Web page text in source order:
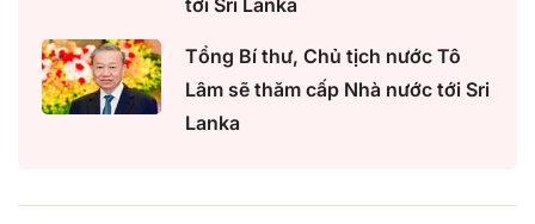
tới Sri Lanka
Tổng Bí thư, Chủ tịch nước Tô
Lâm sẽ thăm cấp Nhà nước tới Sri
Lanka